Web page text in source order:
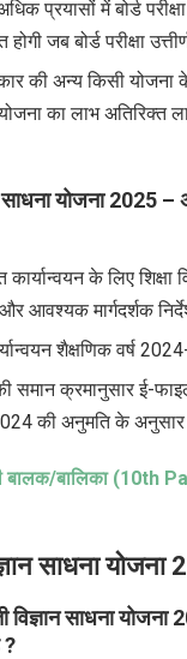
प्रयासों में बोर्ड परीक्षा
होगी जब बोर्ड परीक्षा
की अन्य किसी योजना
योजना का लाभ अतिरिक्त
साधना योजना 2025 –
के लिए
आवश्यक मार्गदर्शक
शैक्षणिक वर्ष
समान क्रमानुसार ई-
की अनुमति के अनुसार
बालक/बालिका (10th
साधना
विज्ञान साधना